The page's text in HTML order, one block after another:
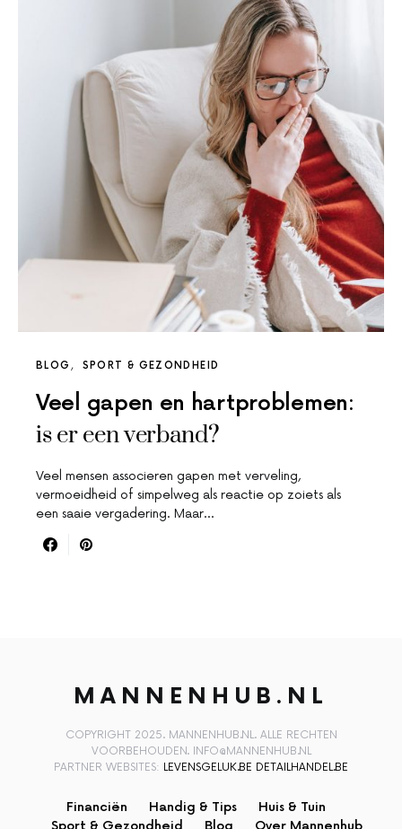
BLOG SPORT & GEZONDHEID
Veel gapen en hartproblemen:
is er een verband?
Veel mensen associeren gapen met verveling,
vermoeidheid of simpelweg als reactie op zoiets als
een saaie vergadering. Maar…
MANNENHUB.NL
COPYRIGHT 2025. MANNENHUB.NL. ALLE RECHTEN
VOORBEHOUDEN. INFO@MANNENHUB.NL
PARTNER WEBSITES: LEVENSGELUK.BE DETAILHANDEL.BE
Financiën Handig & Tips
Huis & Tuin